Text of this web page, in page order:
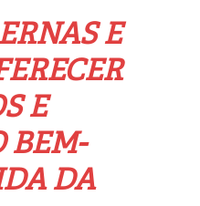
E
E
BEM-
DA